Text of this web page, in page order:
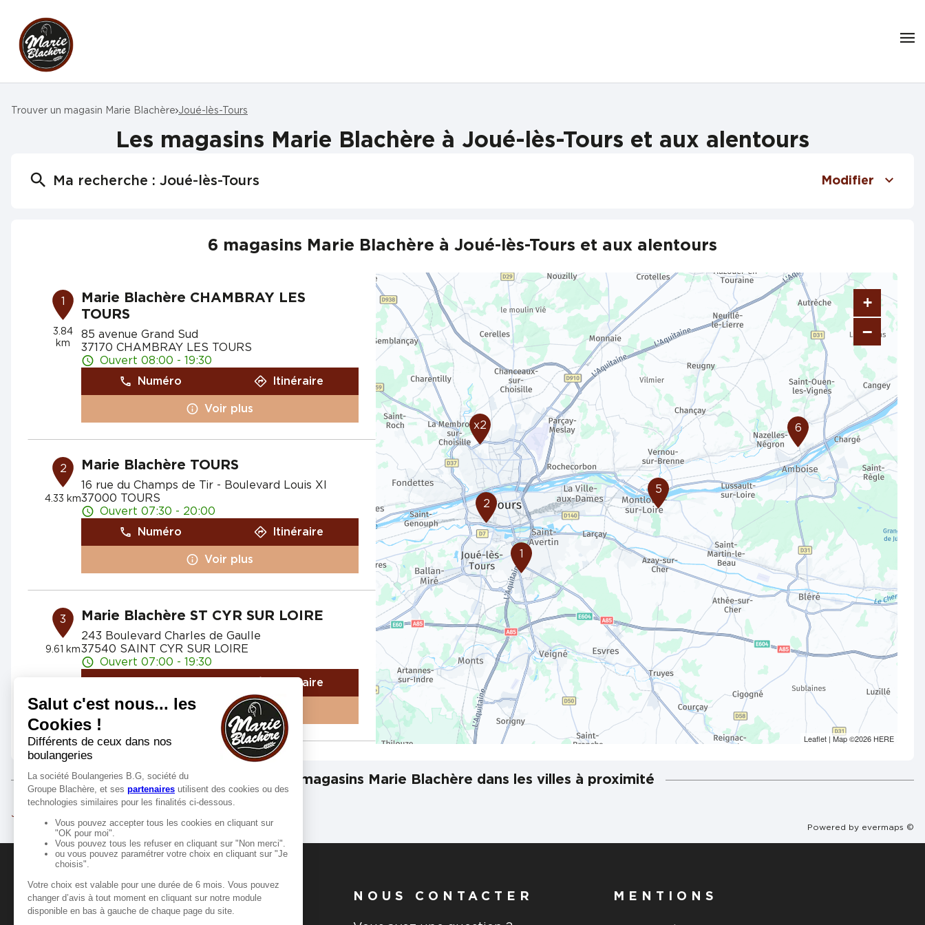
Trouver un magasin Marie Blachère Joué-lès-Tours
Les magasins Marie Blachère à Joué-lès-Tours et aux alentours
Ma recherche : Joué-lès-Tours Modifier
6 magasins Marie Blachère à Joué-lès-Tours et aux alentours
1
3.84
km
Marie Blachère CHAMBRAY LES
TOURS
85 avenue Grand Sud
37170 CHAMBRAY LES TOURS
Ouvert 08:00 - 19:30
Numéro
Itinéraire
Voir plus
2
4.33 km
Marie Blachère TOURS
16 rue du Champs de Tir - Boulevard Louis XI
37000 TOURS
Ouvert 07:30 - 20:00
Numéro
Itinéraire
Voir plus
3
9.61 km
Marie Blachère ST CYR SUR LOIRE
243 Boulevard Charles de Gaulle
37540 SAINT CYR SUR LOIRE
Ouvert 07:00 - 19:30
Itinéraire
Voir plus
4
10.5 km
1 rue Thérèse et René Planiol - Zac de la Lande
37540 SAINT CYR SUR LOIRE
Voir plus
Marie Blachère MONTLOUIS SUR
6
5
x2
2
1
+
−
Leaflet| Map ©2026 HERE
Les magasins Marie Blachère dans les villes à proximité
Joué-lès-Tours
Powered by evermaps ©
MANGER-BOUGER NOUS CONTACTER MENTIONS